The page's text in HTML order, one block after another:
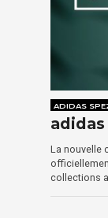
ADIDAS
La nouvelle
collections